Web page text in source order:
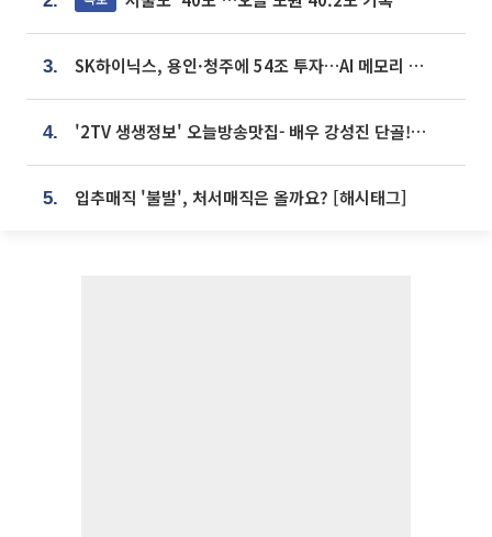
3. SK하이닉스, 용인·청주에 54조 투자…AI 메모리 생산기지 키운다
4. '2TV 생생정보' 오늘방송맛집- 배우 강성진 단골! 쌀국수ㆍ푸팟퐁 커리 맛집 '블○○○'
5. 입추매직 '불발', 처서매직은 올까요? [해시태그]